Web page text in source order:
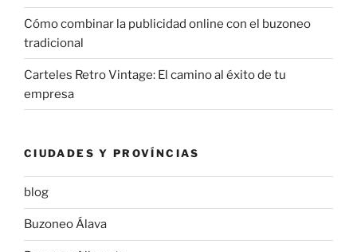
Cómo combinar la publicidad online con el buzoneo
tradicional
Carteles Retro Vintage: El camino al éxito de tu
empresa
CIUDADES Y PROVÍNCIAS
blog
Buzoneo Álava